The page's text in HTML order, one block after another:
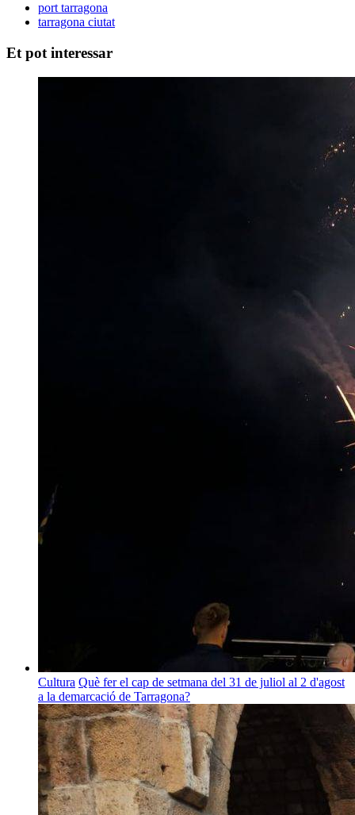
port tarragona
tarragona ciutat
Et pot interessar
Cultura Què fer el cap de setmana del 31 de juliol al 2 d'agost
a la demarcació de Tarragona?